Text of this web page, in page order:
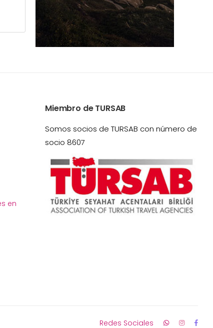
en
Miembro de TURSAB
Somos socios de TURSAB con número de
socio 8607
Redes Sociales